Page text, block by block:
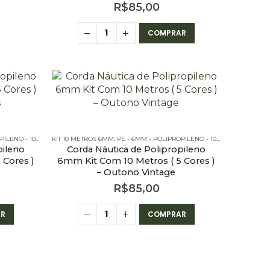
R$85,00
COMPRAR
- 10 METROS ,PE - 6MM - POLIPROPILENO - KITS
)
KIT 10 METROS 6MM, PE - 6MM - POLIPROPILENO - 10 METROS
Corda Náutica de Polipropileno
6mm Kit Com 10 Metros ( 5 Cores )
– Outono Vintage
R$85,00
COMPRAR